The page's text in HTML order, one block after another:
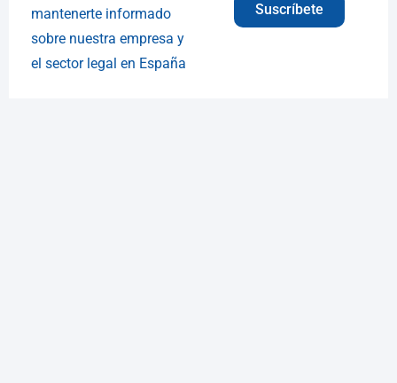
mantenerte informado
sobre nuestra empresa y
el sector legal en España
Suscríbete